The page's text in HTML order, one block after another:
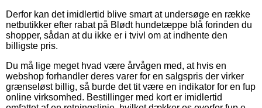
Derfor kan det imidlertid blive smart at undersøge en række
netbutikker efter rabat på Blødt hundetæppe blå forinden du
shopper, sådan at du ikke er i tvivl om at indhente den
billigste pris.
Du må lige meget hvad være årvågen med, at hvis en
webshop forhandler deres varer for en salgspris der virker
grænseløst billig, så burde det tit være en indikator for en fup
online virksomhed. Bestillinger med kort er imidlertid